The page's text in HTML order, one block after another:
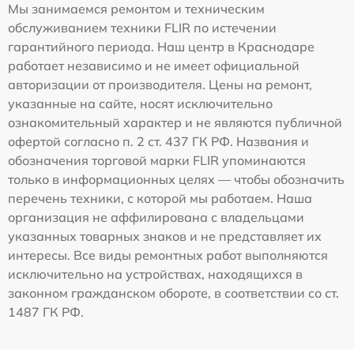
Мы занимаемся ремонтом и техническим
обслуживанием техники FLIR по истечении
гарантийного периода. Наш центр в Краснодаре
работает независимо и не имеет официальной
авторизации от производителя. Цены на ремонт,
указанные на сайте, носят исключительно
ознакомительный характер и не являются публичной
офертой согласно п. 2 ст. 437 ГК РФ. Названия и
обозначения торговой марки FLIR упоминаются
только в информационных целях — чтобы обозначить
перечень техники, с которой мы работаем. Наша
организация не аффилирована с владельцами
указанных товарных знаков и не представляет их
интересы. Все виды ремонтных работ выполняются
исключительно на устройствах, находящихся в
законном гражданском обороте, в соответствии со ст.
1487 ГК РФ.